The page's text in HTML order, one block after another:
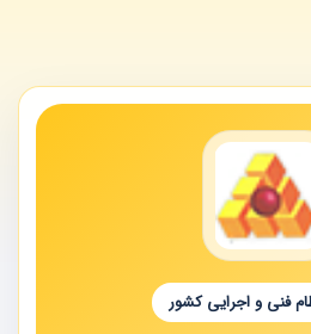
فنی و اجرایی کشور